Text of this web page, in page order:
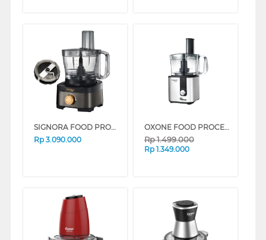
SIGNORA FOOD PROCESSOR SG-1910FP
Rp 3.090.000
OXONE FOOD PROCESSOR OX-294
Rp1.499.000
Rp 1.349.000